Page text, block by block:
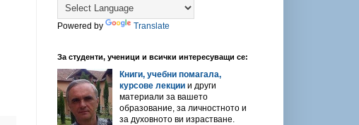
Powered by Translate
За студенти, ученици и всички интересуващи се:
Книги, учебни помагала,
курсове лекции и други
материали за вашето
образование, за личностното и
за духовното ви израстване.